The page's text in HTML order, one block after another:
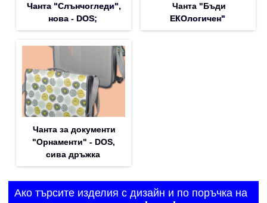
Чанта "Слънчогледи",
нова - DOS;
Чанта "Бъди
ЕКОлогичен"
Чанта за документи
"Орнаменти" - DOS,
сива дръжка
Ако търсите изделия с дизайн и по поръчка на